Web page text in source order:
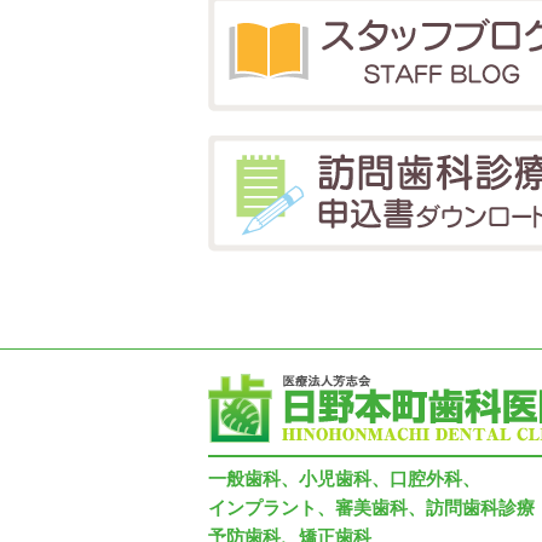
一般歯科、小児歯科、口腔外科、
インプラント、審美歯科、訪問歯科診療
予防歯科、矯正歯科